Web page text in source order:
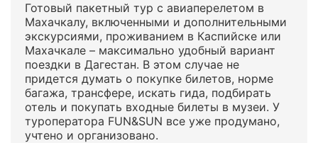
Готовый пакетный тур с авиаперелетом в
Махачкалу, включенными и дополнительными
экскурсиями, проживанием в Каспийске или
Махачкале – максимально удобный вариант
поездки в Дагестан. В этом случае не
придется думать о покупке билетов, норме
багажа, трансфере, искать гида, подбирать
отель и покупать входные билеты в музеи. У
туроператора FUN&SUN все уже продумано,
учтено и организовано.